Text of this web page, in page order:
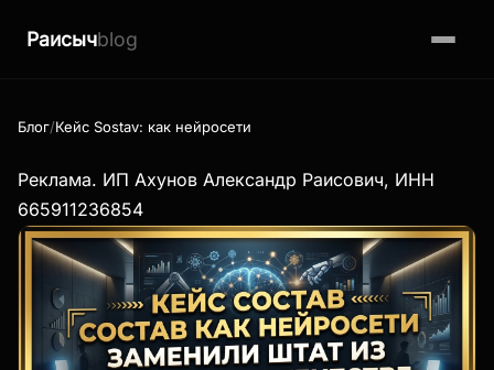
Раисычblog
Блог Кейс Sostav: как нейросети заменили штат из 10 человек в
Реклама. ИП Ахунов Александр Раисович, ИНН
665911236854